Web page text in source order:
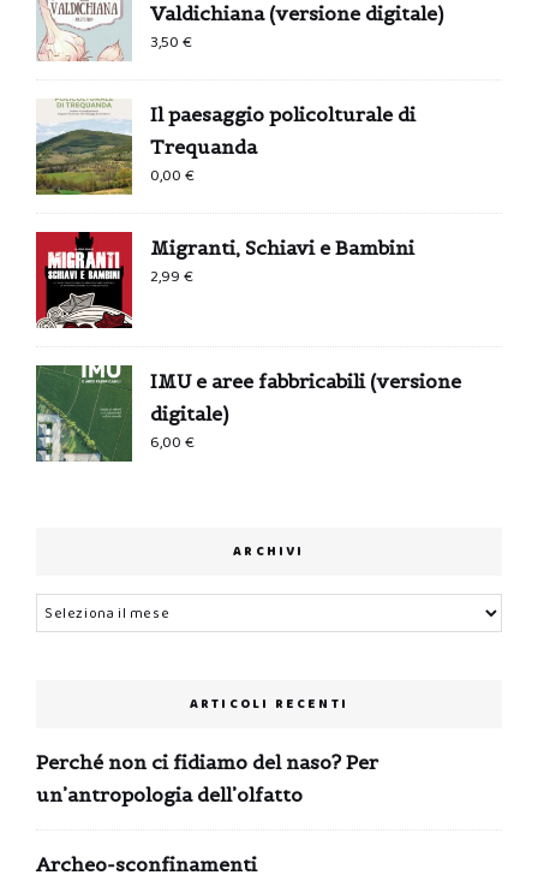
Valdichiana (versione digitale)
3,50€
Il paesaggio policolturale di
Trequanda
0,00€
Migranti, Schiavi e Bambini
2,99€
IMU e aree fabbricabili (versione
digitale)
6,00€
ARCHIVI
Archivi
ARTICOLI RECENTI
Perché non ci fidiamo del naso? Per
un’antropologia dell’olfatto
Archeo-sconfinamenti